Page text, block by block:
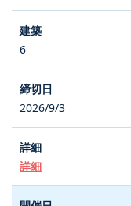
6
2026/9/3
詳細